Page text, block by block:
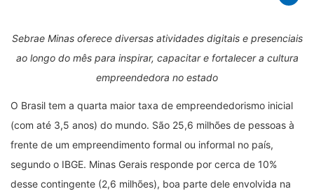
Sebrae Minas oferece diversas atividades digitais e presenciais
ao longo do mês para inspirar, capacitar e fortalecer a cultura
empreendedora no estado
O Brasil tem a quarta maior taxa de empreendedorismo inicial
(com até 3,5 anos) do mundo. São 25,6 milhões de pessoas à
frente de um empreendimento formal ou informal no país,
segundo o IBGE. Minas Gerais responde por cerca de 10%
desse contingente (2,6 milhões), boa parte dele envolvida na